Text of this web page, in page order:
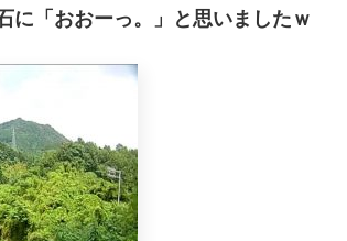
に「おおーっ。」と思いましたｗ